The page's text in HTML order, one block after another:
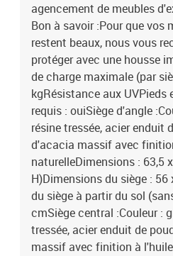
agencement de meubles
Bon à savoir :Pour que vos
restent beaux, nous vous
protéger avec une housse
de charge maximale (par
kgRésistance aux UVPieds
requis : ouiSiège d'angle
résine tressée, acier enduit
d'acacia massif avec
naturelleDimensions : 63,5
H)Dimensions du siège :
du siège à partir du sol
cmSiège central :Couleur :
tressée, acier enduit de
massif avec finition à